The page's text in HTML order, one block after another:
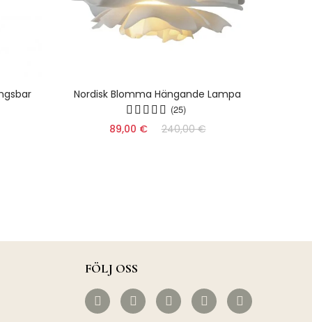
Nordisk Blomma Hängande Lampa
(25)
89,00 € 240,00 €
FÖLJ OSS